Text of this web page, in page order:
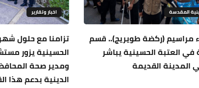
المقدسة
مراسيم (ركضة طويريج).. قسم
في العتبة الحسينية يباشر
القديمة
اخبار وتقارير
تزامنا مع حلول
الحسينية يزور
ومدير صحة
الدينية بدعم هذا